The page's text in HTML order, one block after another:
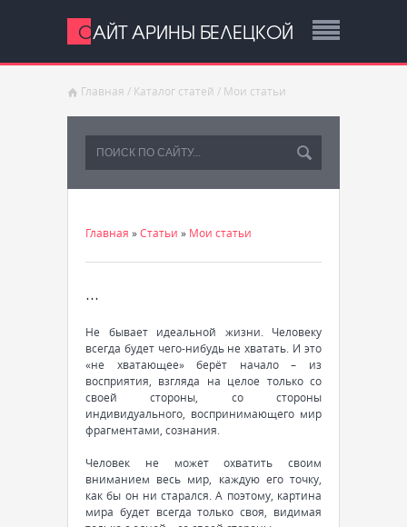
САЙТ АРИНЫ БЕЛЕЦКОЙ
Главная / Каталог статей / Мои статьи
Главная »Статьи » Мои статьи
...
Не бывает идеальной жизни. Человеку
всегда будет чего-нибудь не хватать. И это
«не хватающее» берёт начало – из
восприятия, взгляда на целое только со
своей стороны, со стороны
индивидуального, воспринимающего мир
фрагментами, сознания.
Человек не может охватить своим
вниманием весь мир, каждую его точку,
как бы он ни старался. А поэтому, картина
мира будет всегда только своя, видимая